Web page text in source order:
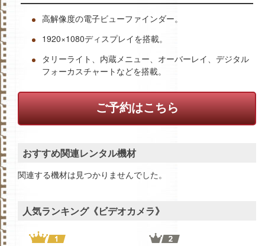
高解像度の電子ビューファインダー。
1920×1080ディスプレイを搭載。
タリーライト、内蔵メニュー、オーバーレイ、デジタル
フォーカスチャートなどを搭載。
ご予約はこちら
おすすめ関連レンタル機材
関連する機材は見つかりませんでした。
人気ランキング《ビデオカメラ》